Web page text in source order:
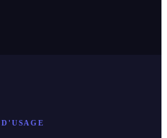
D'USAGE